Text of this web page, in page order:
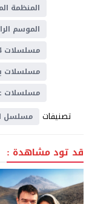
المنظمة
الموسم
مسلسلات 2024
مسلسلات
مسلسلات
تصنيفات مسلسل
قد تود مشاهدة :